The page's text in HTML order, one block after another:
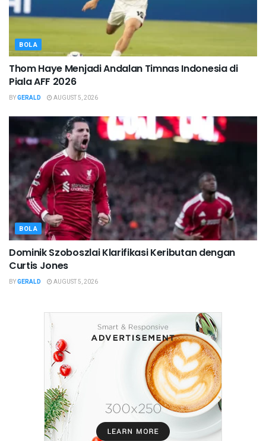
BOLA
Thom Haye Menjadi Andalan Timnas Indonesia di
Piala AFF 2026
BYGERALD AUGUST 5, 2026
BOLA
Dominik Szoboszlai Klarifikasi Keributan dengan
Curtis Jones
BYGERALD AUGUST 5, 2026